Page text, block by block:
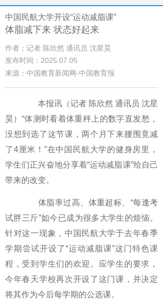
中国民航大学开设“运动减脂课”
体脂减下来 状态好起来
作者：记者 陈欣然 通讯员 沈星昊
发布时间：2025.07.05
来源：中国教育新闻网-中国教育报
本报讯（记者 陈欣然 通讯员 沈星
昊）“体测时看着体重秤上的数字直发愁，
没想到选了这节课，两个月下来腰围竟减
了4厘米！”在中国民航大学的健身房里，
学生们正兴奋地分享着“运动减脂课”给自己
带来的改变。
体脂率过高、体重超标、“每逢考
试胖三斤”如今已成为很多大学生的烦恼。
针对这一现象，中国民航大学于去年春季
学期尝试开设了“运动减脂课”这门特色课
程，受到学生们的欢迎。应学生的要求，
今年春天学校再次开设了这门课，并决定
将其作为今后每学期的公选课。